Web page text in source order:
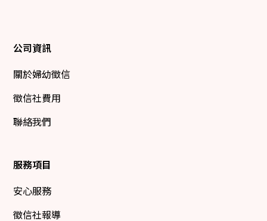
公司資訊
關於婦幼徵信
徵信社費用
聯絡我們
服務項目
安心服務
徵信社報導